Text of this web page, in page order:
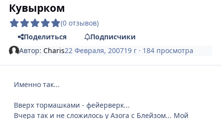
Кувырком
(0 отзывов)
Поделиться
Подписчики
Автор:Charis22 Февраля, 200719 г · 184 просмотра
Именно так...
Вверх тормашками - фейерверк...
Вчера так и не сложилось у Азога с Блейзом... Мой